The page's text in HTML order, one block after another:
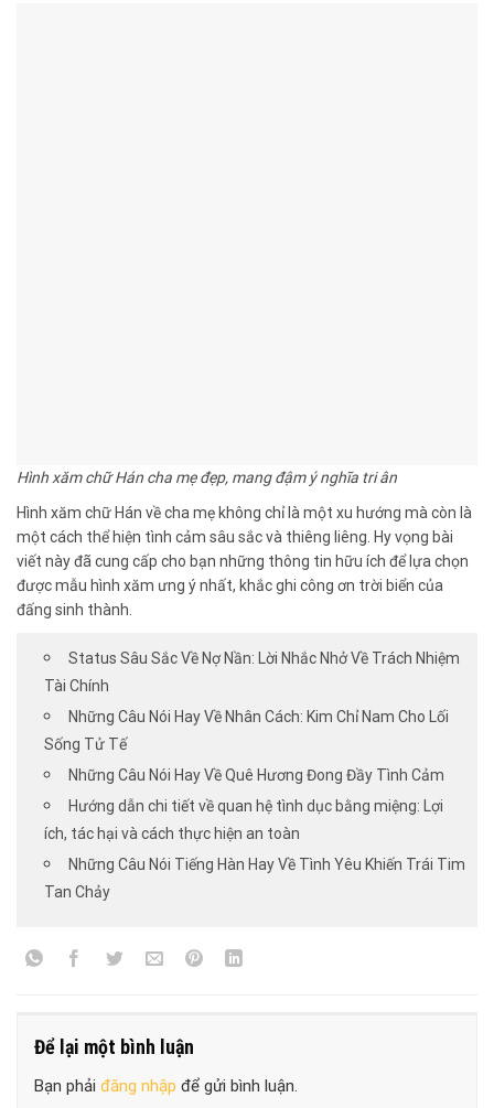
Hình xăm chữ Hán cha mẹ đẹp, mang đậm ý nghĩa tri ân
Hình xăm chữ Hán về cha mẹ không chỉ là một xu hướng mà còn là
một cách thể hiện tình cảm sâu sắc và thiêng liêng. Hy vọng bài
viết này đã cung cấp cho bạn những thông tin hữu ích để lựa chọn
được mẫu hình xăm ưng ý nhất, khắc ghi công ơn trời biển của
đấng sinh thành.
Status Sâu Sắc Về Nợ Nần: Lời Nhắc Nhở Về Trách Nhiệm
Tài Chính
Những Câu Nói Hay Về Nhân Cách: Kim Chỉ Nam Cho Lối
Sống Tử Tế
Những Câu Nói Hay Về Quê Hương Đong Đầy Tình Cảm
Hướng dẫn chi tiết về quan hệ tình dục bằng miệng: Lợi
ích, tác hại và cách thực hiện an toàn
Những Câu Nói Tiếng Hàn Hay Về Tình Yêu Khiến Trái Tim
Tan Chảy
Để lại một bình luận
Bạn phải đăng nhập để gửi bình luận.